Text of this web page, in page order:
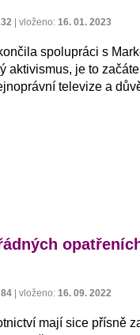
vloženo: 16. 01. 2023
spolupráci s
aktivismus, je to
televize a
vloženo: 16. 09. 2022
mají sice přísně